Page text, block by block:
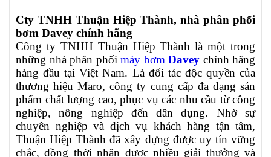
Cty TNHH Thuận Hiệp Thành, nhà phân phối
bơm Davey chính hãng
Công ty TNHH Thuận Hiệp Thành là một trong
những nhà phân phối máy bơm Davey chính hãng
hàng đầu tại Việt Nam. Là đối tác độc quyền của
thương hiệu Maro, công ty cung cấp đa dạng sản
phẩm chất lượng cao, phục vụ các nhu cầu từ công
nghiệp, nông nghiệp đến dân dụng. Nhờ sự
chuyên nghiệp và dịch vụ khách hàng tận tâm,
Thuận Hiệp Thành đã xây dựng được uy tín vững
chắc, đồng thời nhận được nhiều giải thưởng và